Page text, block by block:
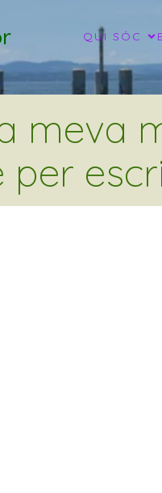
QUI SÓC
meva
per